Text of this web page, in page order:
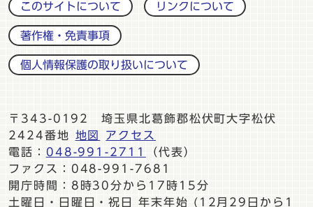
このサイトについて リンクについて
著作権・免責事項
個人情報保護の取り扱いについて
〒343-0192 埼玉県北葛飾郡松伏町大字松伏
2424番地
地図
アクセス
電話： 048-991-2711
（代表）
ファクス：048-991-7681
開庁時間：8時30分から17時15分
土曜日・日曜日・祝日 年末年始 (12月29日から1